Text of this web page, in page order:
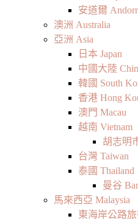
安道爾
澳洲 Australia
亞洲 Asia
日本 Japan
中國大陸
韓國 South
香港 Hong
澳門 Macau
越南 Vietnam
胡志明
台灣 Taiwan
泰國 Thailand
曼谷
馬來西亞 Malaysia
東海岸公路